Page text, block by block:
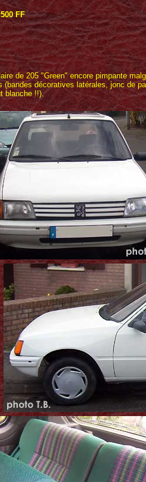
FF
de 205 "Green" encore pimpante
(bandes décoratives latérales, jonc de
blanche !!).